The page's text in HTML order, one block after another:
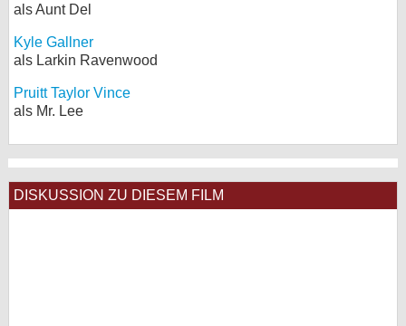
als Aunt Del
Kyle Gallner
als Larkin Ravenwood
Pruitt Taylor Vince
als Mr. Lee
DISKUSSION ZU DIESEM FILM